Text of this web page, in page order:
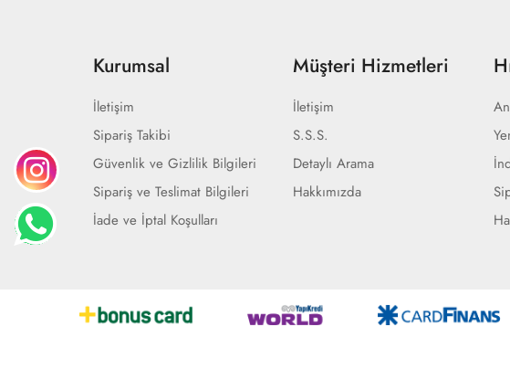
Kurumsal
İletişim
Sipariş Takibi
Güvenlik ve Gizlilik Bilgileri
Sipariş ve Teslimat Bilgileri
İade ve İptal Koşulları
Müşteri Hizmetleri
İletişim
S.S.S.
Detaylı Arama
Hakkımızda